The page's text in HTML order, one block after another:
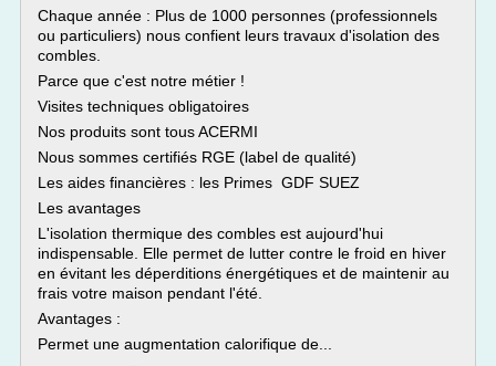
Chaque année : Plus de 1000 personnes (professionnels
ou particuliers) nous confient leurs travaux d'isolation des
combles.
Parce que c'est notre métier !
Visites techniques obligatoires
Nos produits sont tous ACERMI
Nous sommes certifiés RGE (label de qualité)
Les aides financières : les Primes GDF SUEZ
Les avantages
L'isolation thermique des combles est aujourd'hui
indispensable. Elle permet de lutter contre le froid en hiver
en évitant les déperditions énergétiques et de maintenir au
frais votre maison pendant l'été.
Avantages :
Permet une augmentation calorifique de...